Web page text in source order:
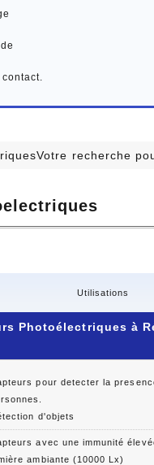
recherche
Utilisations
Photoélectriques à
pour detecter la
d'objets
avec une immunité
ambiante (10000 Lx)